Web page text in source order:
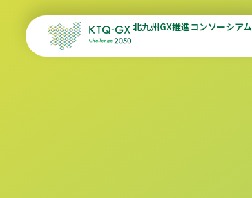
北九州GX推進コンソーシアム